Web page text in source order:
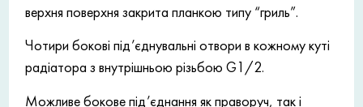
верхня поверхня закрита планкою типу “гриль”.
Чотири бокові під’єднувальні отвори в кожному куті
радіатора з внутрішньою різьбою G1/2.
Можливе бокове під’єднання як праворуч, так і